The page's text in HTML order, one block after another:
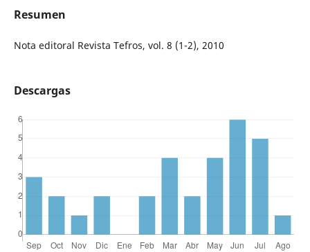
Resumen
Nota editoral Revista Tefros, vol. 8 (1-2), 2010
Descargas